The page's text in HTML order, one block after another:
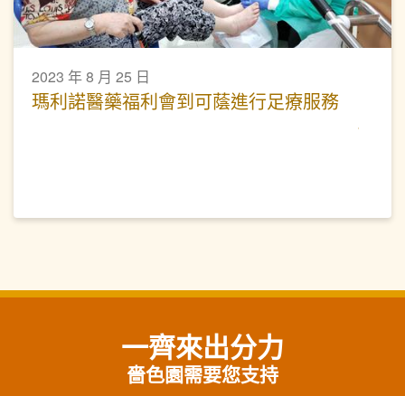
2023 年 8 月 25 日
瑪利諾醫藥福利會到可蔭進行足療服務
一齊來出分力
嗇色園需要您支持